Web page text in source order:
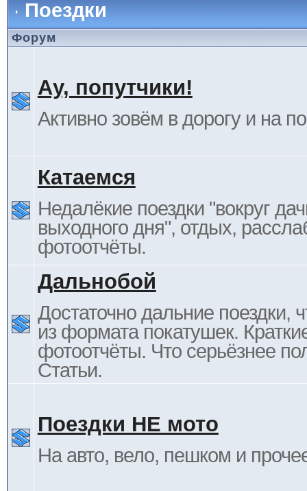
Поездки
Форум
Ау, попутчики!
Активно зовём в дорогу и на
Катаемся
Недалёкие поездки "вокруг
выходного дня", отдых,
фотоотчёты.
Дальнобой
Достаточно дальние поездки,
из формата покатушек.
фотоотчёты. Что серьёзнее
Статьи.
Поездки НЕ мото
На авто, вело, пешком и